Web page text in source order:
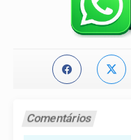
Comentários